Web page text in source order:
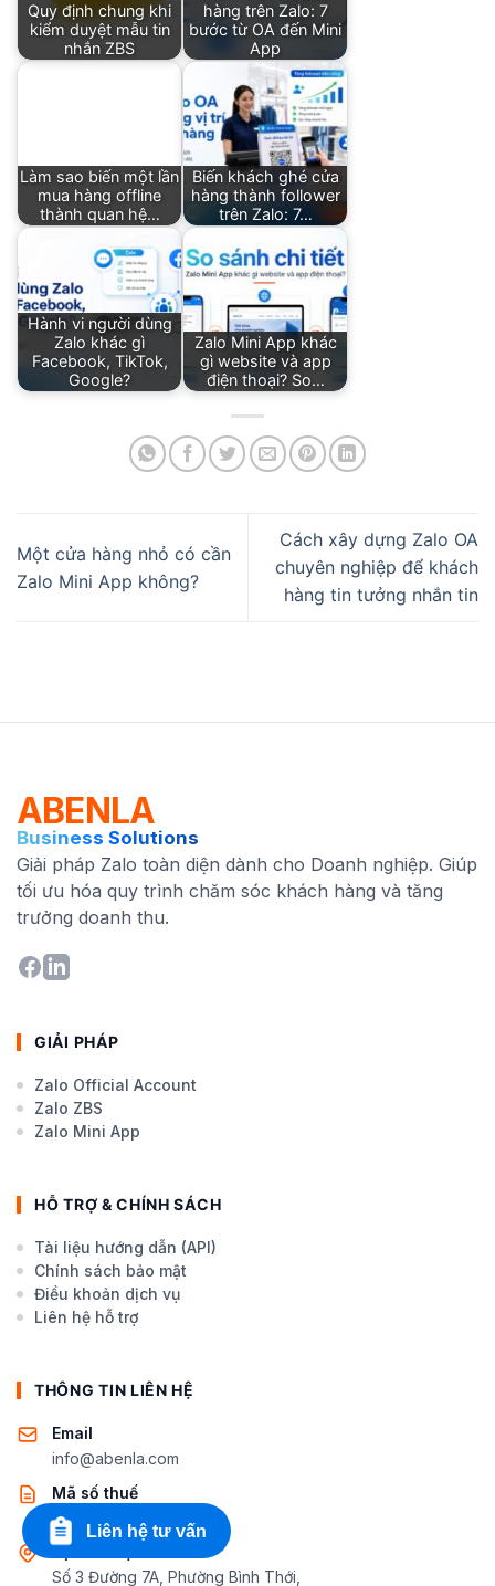
Quy định chung khi
kiểm duyệt mẫu tin
nhắn ZBS
hàng trên Zalo: 7
bước từ OA đến Mini
App
Làm sao biến một lần
mua hàng offline
thành quan hệ…
Biến khách ghé cửa
hàng thành follower
trên Zalo: 7…
Hành vi người dùng
Zalo khác gì
Facebook, TikTok,
Google?
Zalo Mini App khác
gì website và app
điện thoại? So…
Một cửa hàng nhỏ có cần
Zalo Mini App không?
Cách xây dựng Zalo OA
chuyên nghiệp để khách
hàng tin tưởng nhắn tin
ABENLA
Business Solutions
Giải pháp Zalo toàn diện dành cho Doanh nghiệp. Giúp
tối ưu hóa quy trình chăm sóc khách hàng và tăng
trưởng doanh thu.
GIẢI PHÁP
Zalo Official Account
Zalo ZBS
Zalo Mini App
HỖ TRỢ & CHÍNH SÁCH
Tài liệu hướng dẫn (API)
Chính sách bảo mật
Điều khoản dịch vụ
Liên hệ hỗ trợ
THÔNG TIN LIÊN HỆ
Email
info@abenla.com
Mã số thuế
0312218227
Địa chỉ trụ sở
Số 3 Đường 7A, Phường Bình Thới,
Liên hệ tư vấn